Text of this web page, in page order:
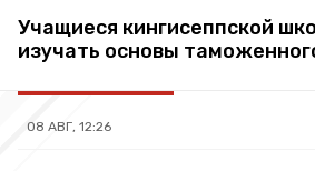
Учащиеся кингисеппской
изучать основы
08 АВГ, 12:26